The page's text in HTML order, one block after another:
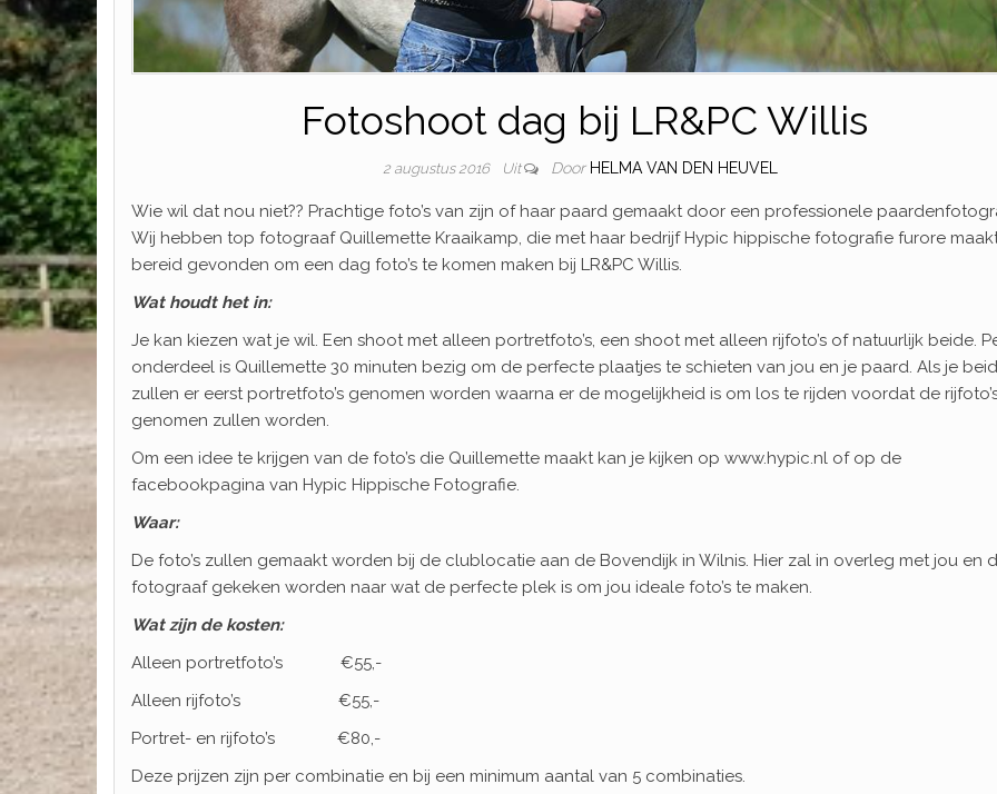
Fotoshoot dag bij LR&PC Willis
2 augustus 2016 Uit Door HELMA VAN DEN HEUVEL
Wie wil dat nou niet?? Prachtige foto’s van zijn of haar paard gemaakt door een professionele
Wij hebben top fotograaf Quillemette Kraaikamp, die met haar bedrijf Hypic hippische fotografie furore
bereid gevonden om een dag foto’s te komen maken bij LR&PC Willis.
Wat houdt het in:
Je kan kiezen wat je wil. Een shoot met alleen portretfoto’s, een shoot met alleen rijfoto’s of natuurlijk beide.
onderdeel is Quillemette 30 minuten bezig om de perfecte plaatjes te schieten van jou en je paard. Als je
zullen er eerst portretfoto’s genomen worden waarna er de mogelijkheid is om los te rijden voordat de
genomen zullen worden.
Om een idee te krijgen van de foto’s die Quillemette maakt kan je kijken op www.hypic.nl of op de
facebookpagina van Hypic Hippische Fotografie.
Waar:
De foto’s zullen gemaakt worden bij de clublocatie aan de Bovendijk in Wilnis. Hier zal in overleg met jou en
fotograaf gekeken worden naar wat de perfecte plek is om jou ideale foto’s te maken.
Wat zijn de kosten:
Alleen portretfoto’s €55,-
Alleen rijfoto’s €55,-
Portret- en rijfoto’s €80,-
Deze prijzen zijn per combinatie en bij een minimum aantal van 5 combinaties.